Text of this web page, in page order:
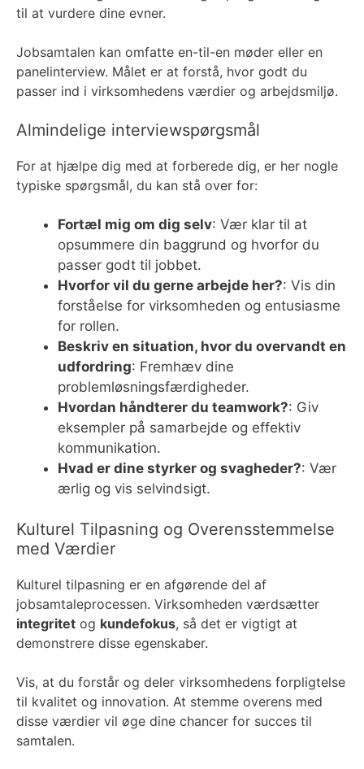
til at vurdere dine evner.
Jobsamtalen kan omfatte en-til-en møder eller en
panelinterview. Målet er at forstå, hvor godt du
passer ind i virksomhedens værdier og arbejdsmiljø.
Almindelige interviewspørgsmål
For at hjælpe dig med at forberede dig, er her nogle
typiske spørgsmål, du kan stå over for:
Fortæl mig om dig selv: Vær klar til at
opsummere din baggrund og hvorfor du
passer godt til jobbet.
Hvorfor vil du gerne arbejde her?: Vis din
forståelse for virksomheden og entusiasme
for rollen.
Beskriv en situation, hvor du overvandt en
udfordring: Fremhæv dine
problemløsningsfærdigheder.
Hvordan håndterer du teamwork?: Giv
eksempler på samarbejde og effektiv
kommunikation.
Hvad er dine styrker og svagheder?: Vær
ærlig og vis selvindsigt.
Kulturel Tilpasning og Overensstemmelse
med Værdier
Kulturel tilpasning er en afgørende del af
jobsamtaleprocessen. Virksomheden værdsætter
integritet og kundefokus, så det er vigtigt at
demonstrere disse egenskaber.
Vis, at du forstår og deler virksomhedens forpligtelse
til kvalitet og innovation. At stemme overens med
disse værdier vil øge dine chancer for succes til
samtalen.